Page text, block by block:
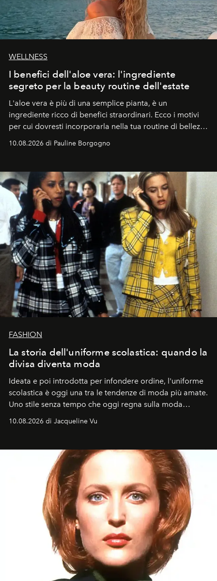
WELLNESS
I benefici dell'aloe vera: l'ingrediente
segreto per la beauty routine dell'estate
L'aloe vera è più di una semplice pianta, è un
ingrediente ricco di benefici straordinari. Ecco i motivi
per cui dovresti incorporarla nella tua routine di bellezza
10.08.2026 di Pauline Borgogno
FASHION
La storia dell'uniforme scolastica: quando la
divisa diventa moda
Ideata e poi introdotta per infondere ordine, l'uniforme
scolastica è oggi una tra le tendenze di moda più amate.
Uno stile senza tempo che oggi regna sulla moda
10.08.2026 di Jacqueline Vu